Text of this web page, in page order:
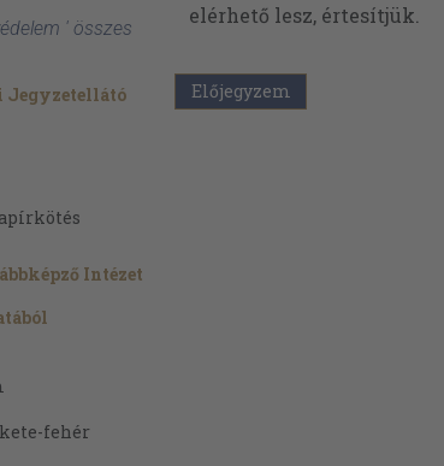
' összes
Jegyzetellátó
Intézet
fehér
elérhető lesz, értesítjük.
Előjegyzem